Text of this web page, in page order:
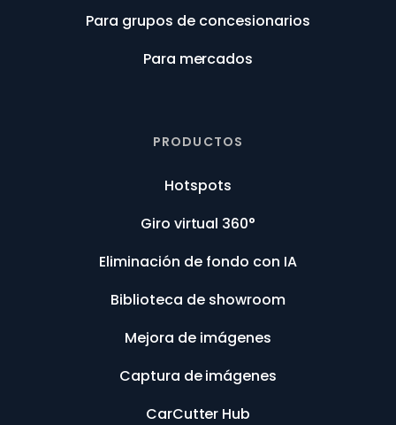
Para grupos de concesionarios
Para mercados
PRODUCTOS
Hotspots
Giro virtual 360°
Eliminación de fondo con IA
Biblioteca de showroom
Mejora de imágenes
Captura de imágenes
CarCutter Hub